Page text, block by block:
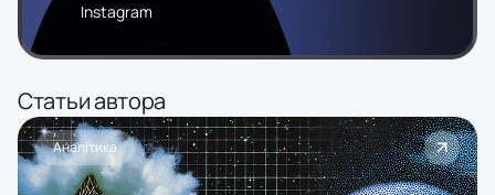
Instagram
Cтатьи автора
Аналітика